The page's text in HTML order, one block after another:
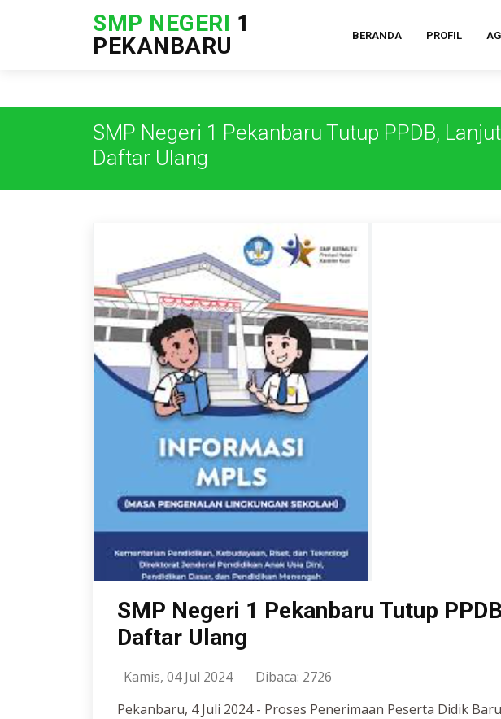
SMP NEGERI 1
PEKANBARU
BERANDA PROFIL
SMP Negeri 1 Pekanbaru Tutup PPDB,
Daftar Ulang
SMP Negeri 1 Pekanbaru Tutup
Daftar Ulang
Kamis, 04 Jul 2024
Dibaca: 2726
Pekanbaru, 4 Juli 2024 - Proses Penerimaan Peserta Didik